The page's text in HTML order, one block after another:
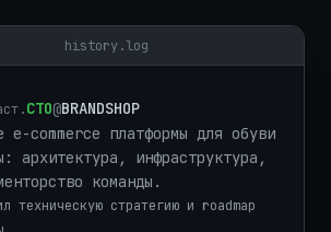
history.log
CTO@BRANDSHOP
e-commerce платформы для обуви
архитектура, инфраструктура,
команды.
техническую стратегию и roadmap